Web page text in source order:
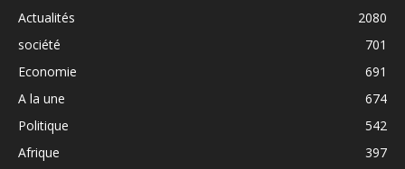
Actualités
2080
société
701
Economie
691
A la une
674
Politique
542
Afrique
397